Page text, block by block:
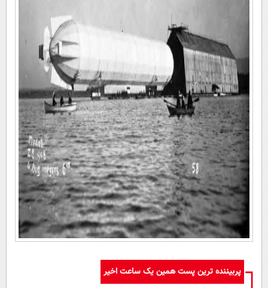
پربیننده ترین پست همین یک ساعت اخیر